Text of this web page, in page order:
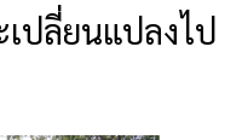
เปลี่ยนแปลงไป